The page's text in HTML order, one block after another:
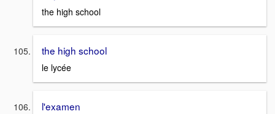
the high school
the high school
le lycée
l'examen